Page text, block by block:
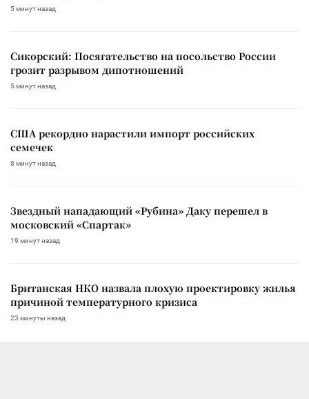
5 минут назад
Сикорский: Посягательство на посольство России
грозит разрывом дипотношений
5 минут назад
США рекордно нарастили импорт российских
семечек
8 минут назад
Звездный нападающий «Рубина» Даку перешел в
московский «Спартак»
19 минут назад
Британская НКО назвала плохую проектировку жилья
причиной температурного кризиса
23 минуты назад